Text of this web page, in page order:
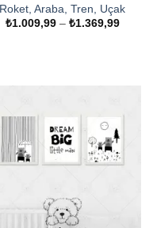
Roket, Araba, Tren, Uçak
₺1.009,99 – ₺1.369,99Fiyat